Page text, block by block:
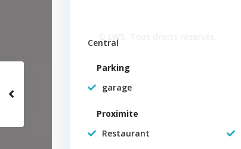
Central
Parking
garage
Proximite
Restaurant